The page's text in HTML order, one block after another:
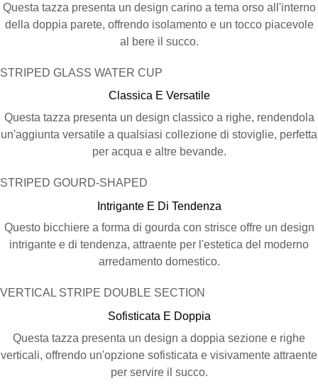
Questa tazza presenta un design carino a tema orso all'interno
della doppia parete, offrendo isolamento e un tocco piacevole
al bere il succo.
STRIPED GLASS WATER CUP
Classica E Versatile
Questa tazza presenta un design classico a righe, rendendola
un'aggiunta versatile a qualsiasi collezione di stoviglie, perfetta
per acqua e altre bevande.
STRIPED GOURD-SHAPED
Intrigante E Di Tendenza
Questo bicchiere a forma di gourda con strisce offre un design
intrigante e di tendenza, attraente per l'estetica del moderno
arredamento domestico.
VERTICAL STRIPE DOUBLE SECTION
Sofisticata E Doppia
Questa tazza presenta un design a doppia sezione e righe
verticali, offrendo un'opzione sofisticata e visivamente attraente
per servire il succo.